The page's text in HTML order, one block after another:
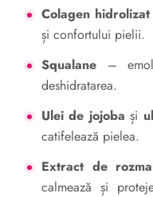
Colagen hidrolizat
și confortului pielii.
Squalane –
deshidratarea.
Ulei de jojoba și
catifelează pielea.
Extract de
calmează și